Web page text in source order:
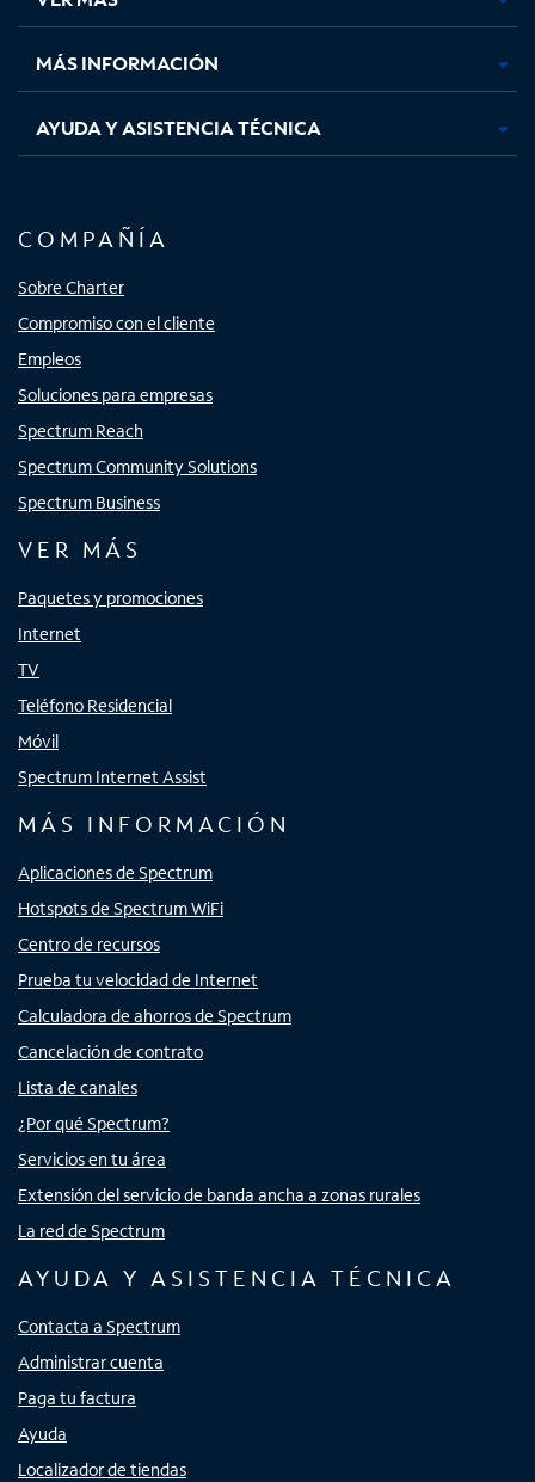
nuevanuevanuevanueva
MÁS INFORMACIÓN
AYUDA Y ASISTENCIA TÉCNICA
COMPAÑÍA
Sobre Charter
Compromiso con el cliente
Empleos
Soluciones para empresas
Spectrum Reach
Spectrum Community Solutions
Spectrum Business
VER MÁS
Paquetes y promociones
Internet
TV
Teléfono Residencial
Móvil
Spectrum Internet Assist
MÁS INFORMACIÓN
Aplicaciones de Spectrum
Hotspots de Spectrum WiFi
Centro de recursos
Prueba tu velocidad de Internet
Calculadora de ahorros de Spectrum
Cancelación de contrato
Lista de canales
¿Por qué Spectrum?
Servicios en tu área
Extensión del servicio de banda ancha a zonas rurales
La red de Spectrum
AYUDA Y ASISTENCIA TÉCNICA
Contacta a Spectrum
Administrar cuenta
Paga tu factura
Ayuda
Localizador de tiendas